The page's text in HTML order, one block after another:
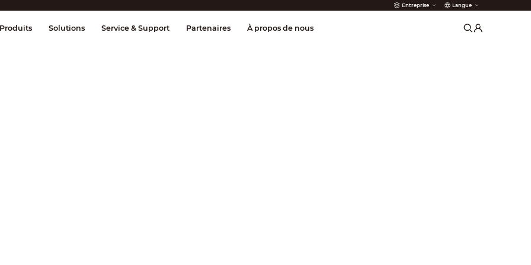
Entreprise Langue
et contrôle Transmission Alarme incendie
Produits Solutions Service & Support Partenaires À propos de nous